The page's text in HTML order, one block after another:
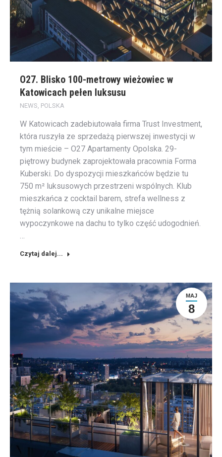
O27. Blisko 100-metrowy wieżowiec w
Katowicach pełen luksusu
NEWS, POLSKA
W Katowicach zadebiutowała firma Trust Investment,
która ruszyła ze sprzedażą pierwszej inwestycji w
tym mieście – O27 Apartamenty Opolska. 29-
piętrowy budynek zaprojektowała pracownia Forma
Kuberski. Do dyspozycji mieszkańców będzie tu
750 m² luksusowych przestrzeni wspólnych. Klub
mieszkańca z cocktail barem, strefa wellness z
tężnią solankową czy unikalne miejsce
wypoczynkowe na dachu to tylko część udogodnień.
…
Czytaj dalej...
MAJ
8